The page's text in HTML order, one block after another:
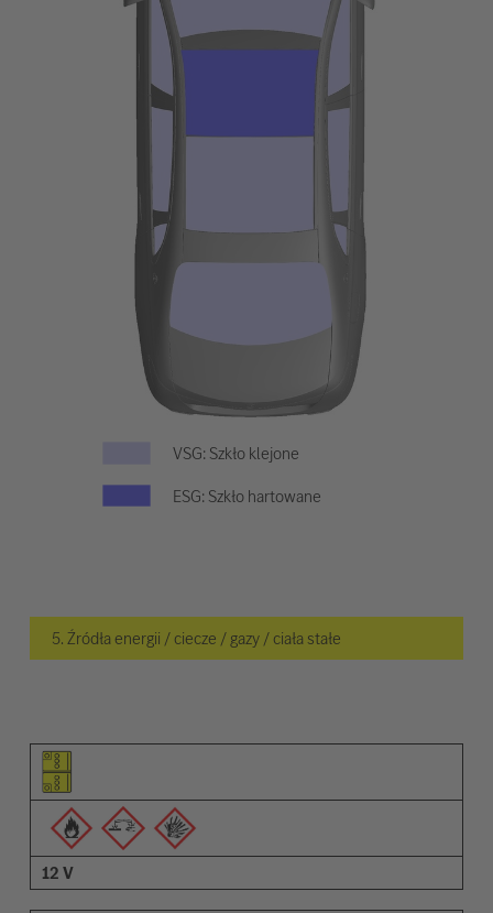
VSG: Szkło klejone
ESG: Szkło hartowane
5. Źródła energii / ciecze / gazy / ciała stałe
Piktogram elementu
Piktogramy ostrzeżeń
Opis
12 V